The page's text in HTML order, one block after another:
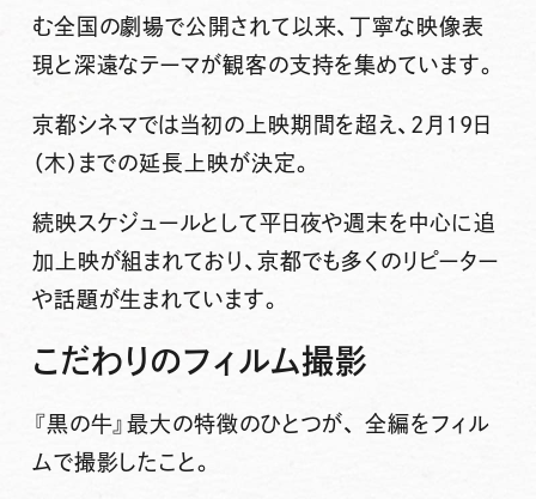
む全国の劇場で公開されて以来、丁寧な映像表
現と深遠なテーマが観客の支持を集めています。
京都シネマでは当初の上映期間を超え、 2月19日
（木）までの延長上映が決定。
続映スケジュールとして平日夜や週末を中心に追
加上映が組まれており、京都でも多くのリピーター
や話題が生まれています。
こだわりのフィルム撮影
『黒の牛』最大の特徴のひとつが、全編をフィル
ムで撮影したこと。